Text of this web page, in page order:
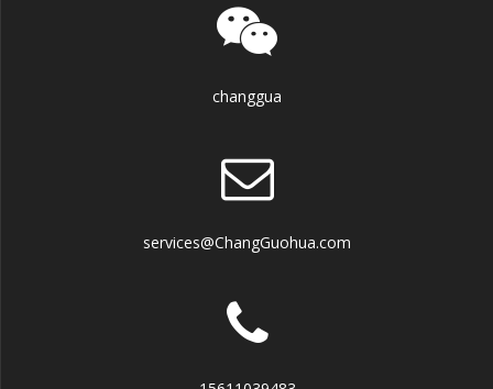
changgua
services@ChangGuohua.com